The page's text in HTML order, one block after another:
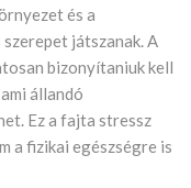
és a
játszanak. A
bizonyítaniuk kell
állandó
Ez a fajta stressz
a fizikai egészségre is